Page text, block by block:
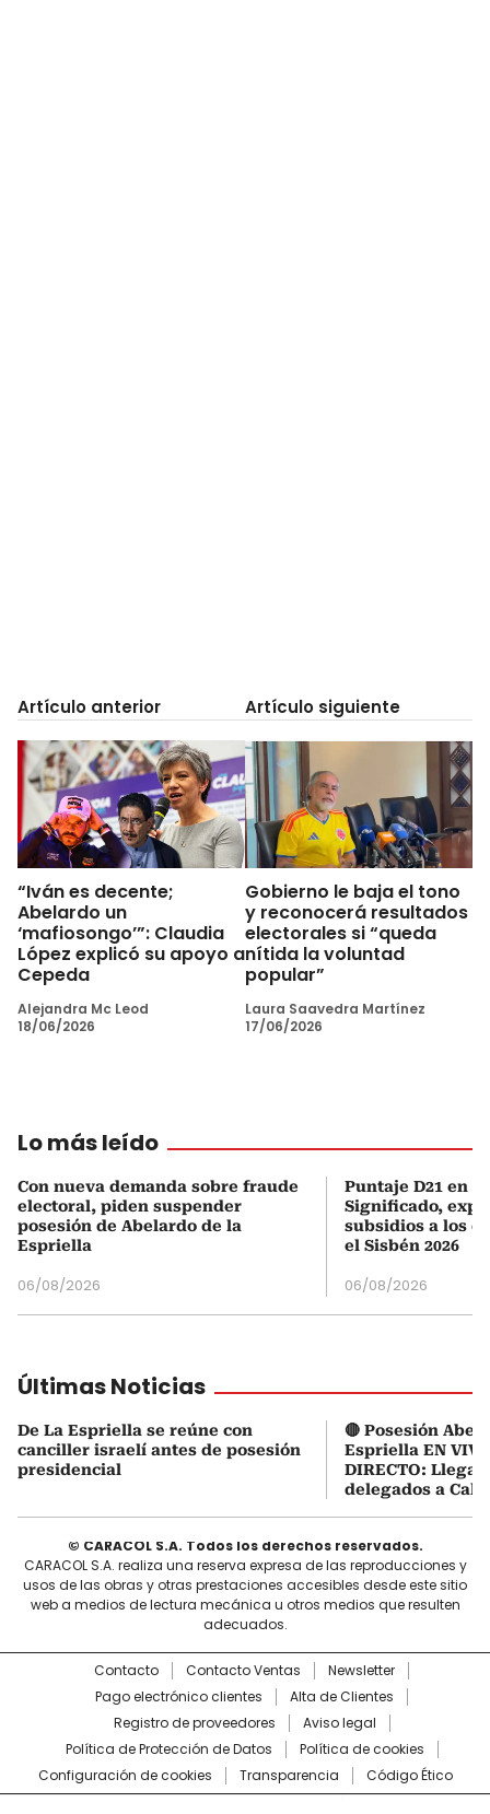
Artículo anterior
“Iván es decente;
Abelardo un
‘mafiosongo’”: Claudia
López explicó su apoyo a
Cepeda
Alejandra Mc Leod
18/06/2026
Artículo siguiente
Gobierno le baja el tono
y reconocerá resultados
electorales si “queda
nítida la voluntad
popular”
Laura Saavedra Martínez
17/06/2026
Lo más leído
Con nueva demanda sobre fraude
electoral, piden suspender
posesión de Abelardo de la
Espriella
06/08/2026
Puntaje D21 en
Significado,
subsidios a los
el Sisbén 2026
06/08/2026
Últimas Noticias
De La Espriella se reúne con
canciller israelí antes de posesión
presidencial
🔴 Posesión
Espriella EN
DIRECTO:
delegados a Cali
© CARACOL S.A. Todos los derechos reservados.
CARACOL S.A. realiza una reserva expresa de las reproducciones y
usos de las obras y otras prestaciones accesibles desde este sitio
web a medios de lectura mecánica u otros medios que resulten
adecuados.
Contacto Contacto Ventas
Newsletter
Pago electrónico clientes
Alta de Clientes
Registro de proveedores
Aviso legal
Política de Protección de Datos
Política de cookies
Configuración de cookies
Transparencia Código Ético